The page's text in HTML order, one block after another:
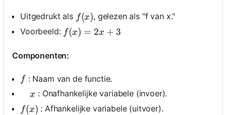
Uitgedrukt als f(x)
f(x), gelezen als "f van x."
Voorbeeld: f(x)=2 x+3
f(x) = 2x + 3
Componenten:
ff: Naam van de functie.
\quad x
x : Onafhankelijke variabele (invoer).
f(x)
f(x) : Afhankelijke variabele (uitvoer).